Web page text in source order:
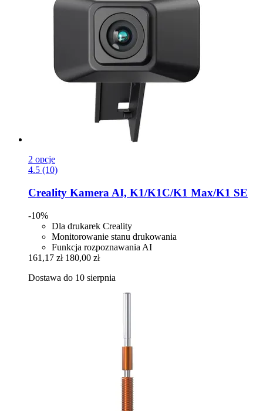
2 opcje
4.5 (10)
Creality Kamera AI, K1/K1C/K1 Max/K1 SE
-10%
Dla drukarek Creality
Monitorowanie stanu drukowania
Funkcja rozpoznawania AI
161,17 zł 180,00 zł
Dostawa do 10 sierpnia